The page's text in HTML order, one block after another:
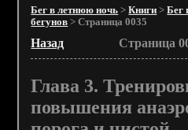
Бег в летнюю ночь >Книги >Бег
бегунов > Страница 0035
Назад Страница
Глава 3.
повышения